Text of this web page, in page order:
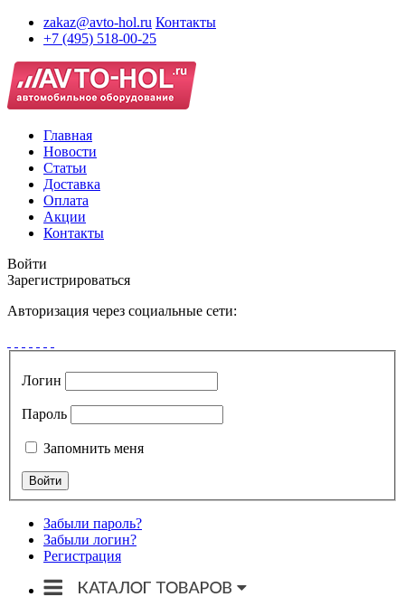
zakaz@avto-hol.ru Контакты
+7 (495) 518-00-25
Главная
Новости
Статьи
Доставка
Оплата
Акции
Контакты
Войти
Зарегистрироваться
Авторизация через социальные сети:
Логин
Пароль
Запомнить меня
Забыли пароль?
Забыли логин?
Регистрация